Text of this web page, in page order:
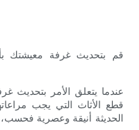
قم بتحديث غرفة معيشتك
عندما يتعلق الأمر بتحديث
قطع الأثاث التي يجب
الحديثة أنيقة وعصرية